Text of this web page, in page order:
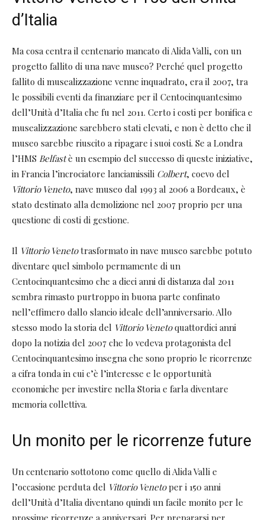
d’Italia
Ma cosa centra il centenario mancato di Alida Valli, con un
progetto fallito di una nave museo? Perché quel progetto
fallito di musealizzazione venne inquadrato, era il 2007, tra
le possibili eventi da finanziare per il Centocinquantesimo
dell’Unità d’Italia che fu nel 2011. Certo i costi per bonifica e
musealizzazione sarebbero stati elevati, e non è detto che il
museo sarebbe riuscito a ripagare i suoi costi. Se a Londra
l’HMS Belfastè un esempio del successo di queste iniziative,
in Francia l’incrociatore lanciamissili Colbert, coevo del
Vittorio Veneto, nave museo dal 1993 al 2006 a Bordeaux, è
stato destinato alla demolizione nel 2007 proprio per una
questione di costi di gestione.
Il Vittorio Venetotrasformato in nave museo sarebbe potuto
diventare quel simbolo permamente di un
Centocinquantesimo che a dieci anni di distanza dal 2011
sembra rimasto purtroppo in buona parte confinato
nell’effimero dallo slancio ideale dell’anniversario. Allo
stesso modo la storia del Vittorio Venetoquattordici anni
dopo la notizia del 2007 che lo vedeva protagonista del
Centocinquantesimo insegna che sono proprio le ricorrenze
a cifra tonda in cui c’è l’interesse e le opportunità
economiche per investire nella Storia e farla diventare
memoria collettiva.
Un monito per le ricorrenze future
Un centenario sottotono come quello di Alida Valli e
l’occasione perduta del Vittorio Venetoper i 150 anni
dell’Unità d’Italia diventano quindi un facile monito per le
prossime ricorrenze a anniversari. Per prepararsi per